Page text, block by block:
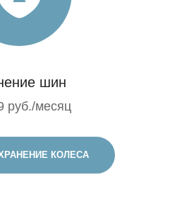
шин
руб./месяц
КОЛЕСА